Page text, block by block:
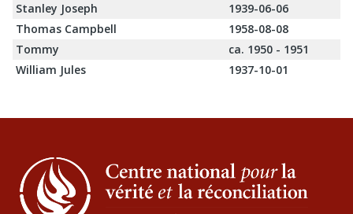
Stanley Joseph
1939-06-06
Thomas Campbell
1958-08-08
Tommy
ca. 1950 - 1951
William Jules
1937-10-01